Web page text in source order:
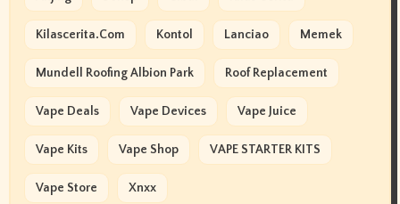
Kilascerita.com Kontol Lanciao Memek
Mundell Roofing Albion Park Roof Replacement
Vape Deals Vape Devices Vape Juice
Vape Kits Vape Shop VAPE STARTER KITS
Vape Store Xnxx